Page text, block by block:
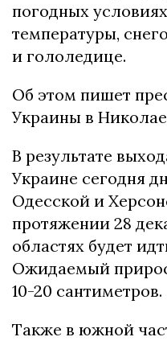
погодных
температуры,
и гололедице.
Об этом пишет
Украины в
В результате
Украине сегодня
Одесской и
протяжении 28
областях будет
Ожидаемый
10-20 сантиметров.
Также в южной